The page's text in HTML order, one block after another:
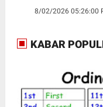
8/02/2026 05:26:00
KABAR